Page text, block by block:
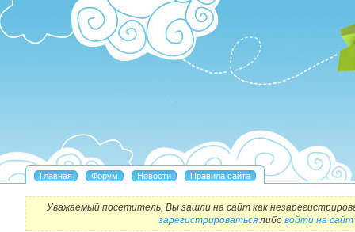
Уважаемый посетитель, Вы зашли на сайт как
зарегистрироватьсялибо войти на сайт